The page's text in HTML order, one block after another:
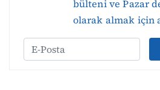
bülteni ve Pazar
olarak almak için